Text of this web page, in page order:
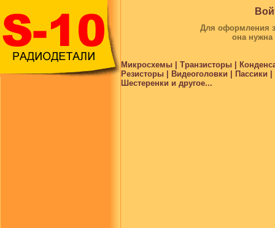
Для оформления
она
Микросхемы | Транзисторы |
Резисторы | Видеоголовки |
Шестеренки и другое...